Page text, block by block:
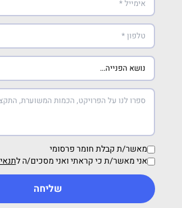
מאשר/ת קבלת חומר פרסומי
אני מאשר/ת כי קראתי ואני מסכים/ה ל
שליחה